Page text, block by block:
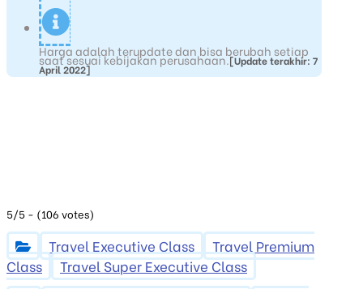
Harga adalah terupdate dan bisa berubah setiap
saat sesuai kebijakan perusahaan.[Update terakhir: 7
April 2022]
5/5 - (106 votes)
Travel Executive Class
Travel Premium
Class
Travel Super Executive Class